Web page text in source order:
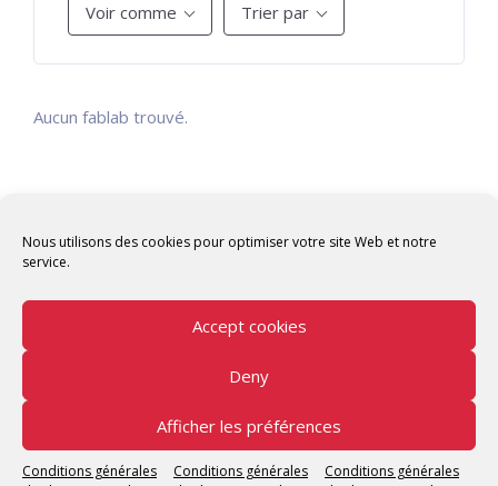
Nous utilisons des cookies pour optimiser votre site Web et notre
service.
Accept cookies
Deny
Afficher les préférences
Conditions générales
Conditions générales
Conditions générales
Voir comme Trier par
Aucun fablab trouvé.
Copyright © 2026 Tunisian Fablabs Tous droits
réservés.
Tunisian Fablabsby OpenFab Tunisia - Powered by